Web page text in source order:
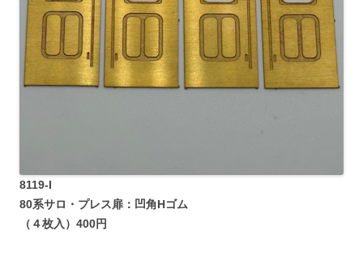
8119-I
80系サロ・プレス扉：凹角Hゴム
（４枚入）400円